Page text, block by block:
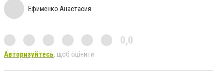
Ефименко Анастасия
0,0
Авторизуйтесь, щоб оцінити